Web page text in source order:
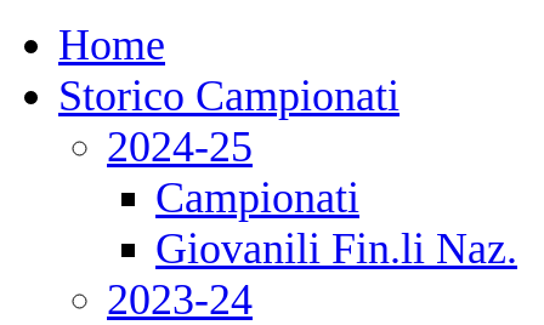
Home
Storico Campionati
2024-25
Campionati
Giovanili Fin.li Naz.
2023-24